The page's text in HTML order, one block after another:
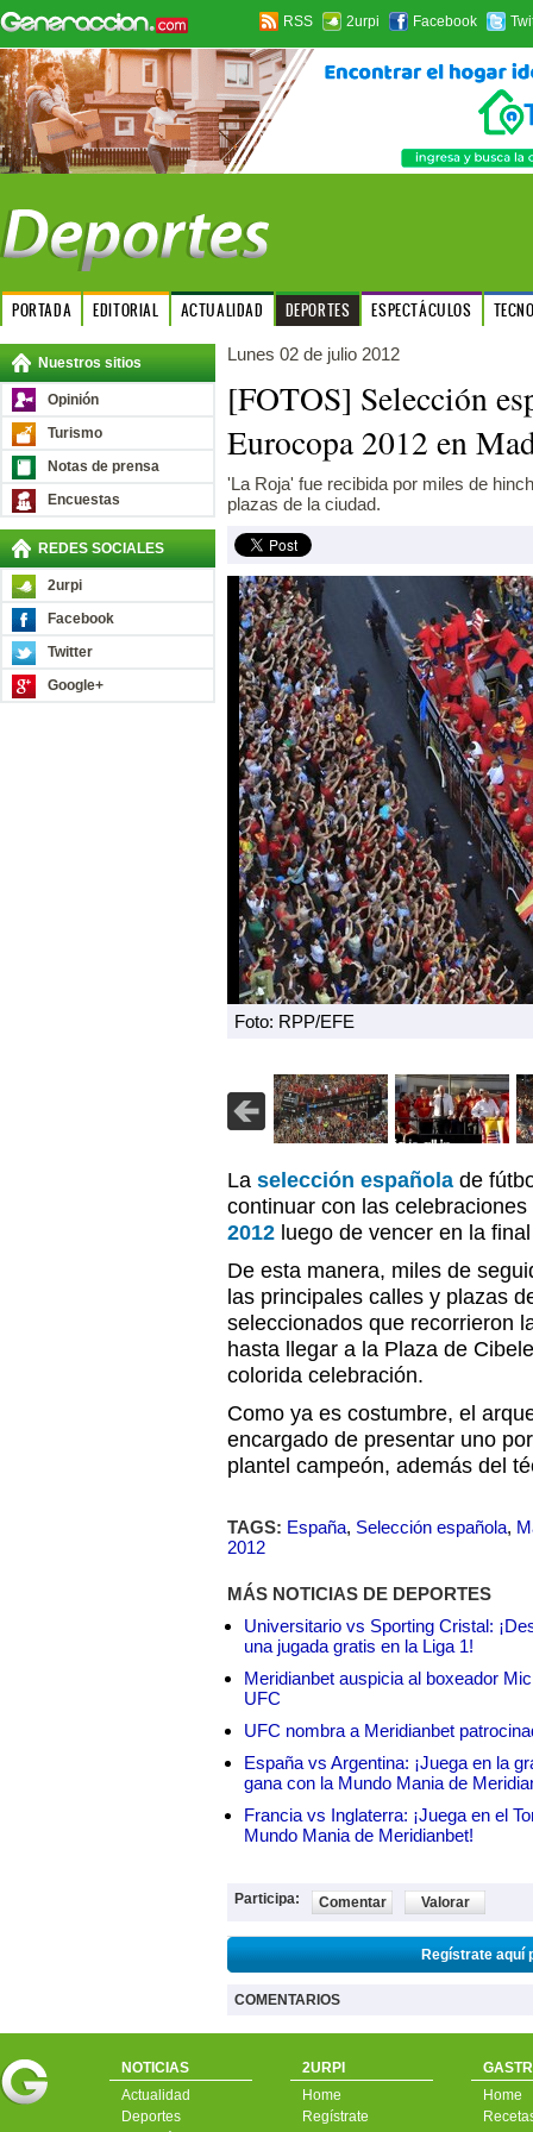
RSS 2urpi Facebook
PORTADA EDITORIAL ACTUALIDAD DEPORTES ESPECTÁCULOS
Nuestros sitios
Opinión
Turismo
Notas de prensa
Encuestas
REDES SOCIALES
2urpi
Facebook
Twitter
Google+
Lunes 02 de julio 2012
[FOTOS] Selección
Eurocopa 2012 en
'La Roja' fue recibida por miles de
plazas de la ciudad.
Foto: RPP/EFE
La selección española de
continuar con las
2012 luego de vencer en la
De esta manera, miles de
las principales calles y plazas
seleccionados que recorrieron
hasta llegar a la Plaza de
colorida celebración.
Como ya es costumbre, el
encargado de presentar uno
plantel campeón, además del
TAGS: España, Selección española,
2012
MÁS NOTICIAS DE DEPORTES
Universitario vs Sporting Cristal:
una jugada gratis en la Liga 1!
Meridianbet auspicia al boxeador
UFC
UFC nombra a Meridianbet
España vs Argentina: ¡Juega en la
gana con la Mundo Mania de
Francia vs Inglaterra: ¡Juega en el
Mundo Mania de Meridianbet!
Participa: Comentar Valorar
Regístrate aquí
COMENTARIOS
NOTICIAS
Actualidad
Deportes
2URPI
Home
Regístrate
Home